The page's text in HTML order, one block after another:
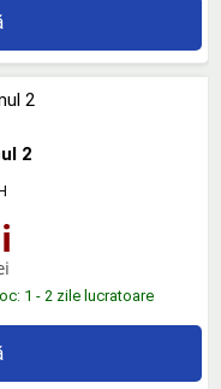
2
1 - 2 zile lucratoare